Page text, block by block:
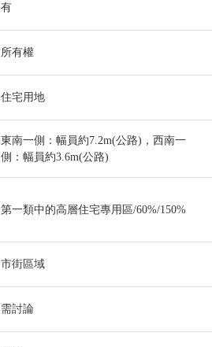
有
所有權
住宅用地
東南一側：幅員約7.2m(公路)，西南一
側：幅員約3.6m(公路)
第一類中的高層住宅專用區/60%/150%
市街區域
需討論